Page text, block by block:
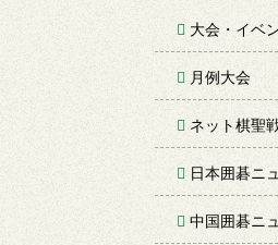
大会・イベ
月例大会
ネット棋聖
日本囲碁ニ
中国囲碁ニ